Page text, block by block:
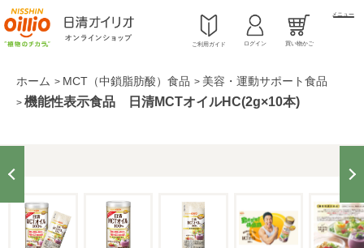
ご利用ガイド ログイン 買い物かご
メニュー
ホーム > MCT（中鎖脂肪酸）食品 > 美容・運動サポート食品
> 機能性表示食品 日清MCTオイルHC(2g×10本)